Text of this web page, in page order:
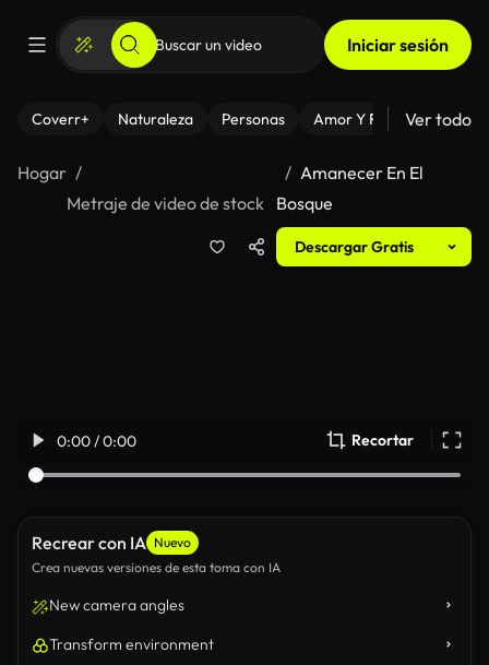
Iniciar sesión
Coverr+ Naturaleza Personas Amor Y Relaciones
Ver todo
Hogar
Metraje de video de stock
Amanecer En El
Bosque
Descargar Gratis
0:00 / 0:00 Recortar
Recrear con IA Nuevo
Crea nuevas versiones de esta toma con IA
New camera angles
Transform environment